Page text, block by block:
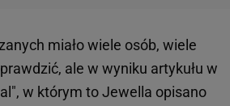
miało wiele osób, wiele
ale w wyniku artykułu w
w którym to Jewella opisano